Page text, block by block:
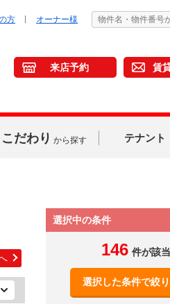
方 オーナー様
来店予約 賃
こだわり から探す テナント
選択中の条件
146 件が該当
選択した条件で絞